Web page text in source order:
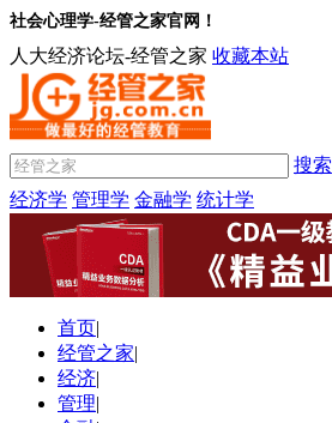
社会心理学-经管之家官网！
人大经济论坛-经管之家 收藏本站
搜索
经济学 管理学 金融学 统计学
首页|
经管之家|
经济|
管理|